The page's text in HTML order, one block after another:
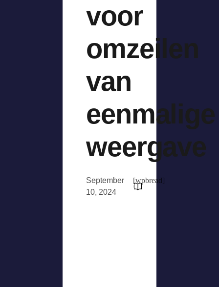
voor
omzeilen
van
eenmalige
weergave
September
10, 2024
[wpbread]